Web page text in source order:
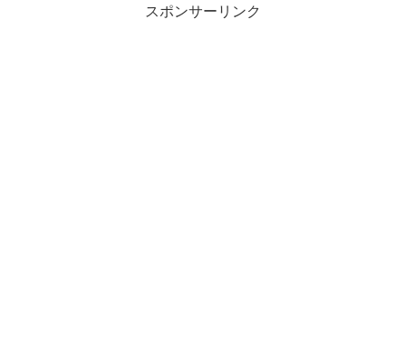
スポンサーリンク